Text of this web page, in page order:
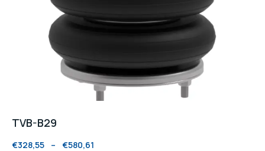
TVB-B29
€328,55 – €580,61